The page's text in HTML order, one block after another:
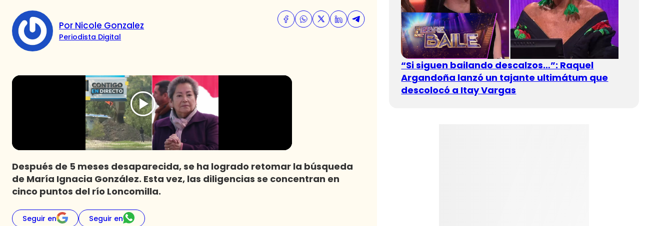
Por Nicole Gonzalez
Periodista Digital
Después de 5 meses desaparecida, se ha logrado retomar la búsqueda
de María Ignacia González. Esta vez, las diligencias se concentran en
cinco puntos del río Loncomilla.
Seguir en Seguir en
“Si siguen bailando descalzos…”: Raquel
Argandoña lanzó un tajante ultimátum que
descolocó a Itay Vargas